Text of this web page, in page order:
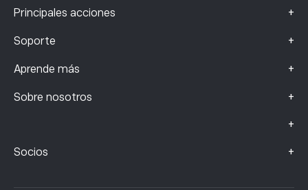
Principales acciones +
Soporte +
Aprende más +
Sobre nosotros +
+
Socios +